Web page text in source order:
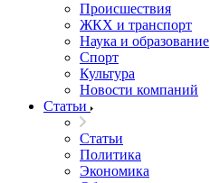
Происшествия
ЖКХ и транспорт
Наука и образование
Спорт
Культура
Новости компаний
Статьи
Статьи
Политика
Экономика